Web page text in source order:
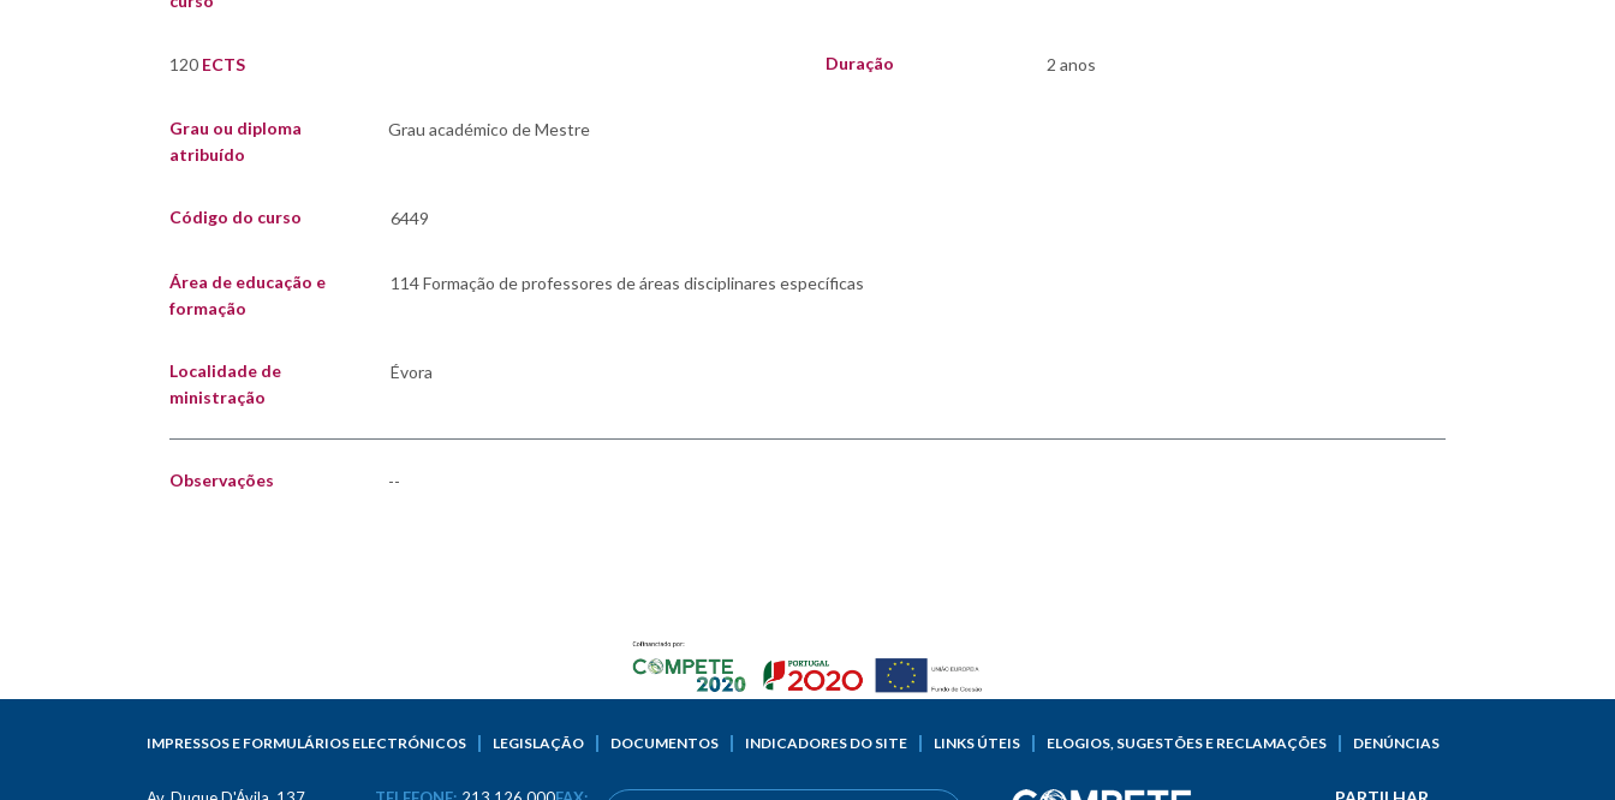
120 ECTS Duração
Grau ou diploma
atribuído
Código do curso
Área de educação e
formação
Localidade de
ministração
Observações --
IMPRESSOS E FORMULÁRIOS ELECTRÓNICOS LEGISLAÇÃO DOCUMENTOS INDICADORES DO SITE LINKS ÚTEIS ELOGIOS, SUGESTÕES E RECLAMAÇÕES DENÚNCIAS